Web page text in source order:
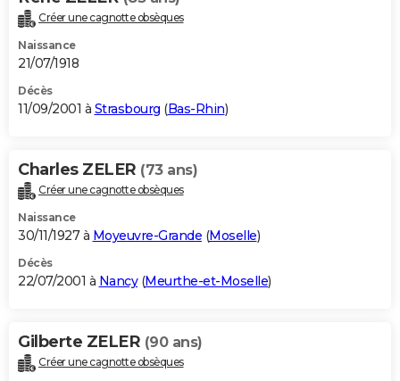
Créer une cagnotte obsèques
Naissance
21/07/1918
Décès
11/09/2001 à Strasbourg (Bas-Rhin)
Charles ZELER (73 ans)
Créer une cagnotte obsèques
Naissance
30/11/1927 à Moyeuvre-Grande (Moselle)
Décès
22/07/2001 à Nancy(Meurthe-et-Moselle)
Gilberte ZELER (90 ans)
Créer une cagnotte obsèques